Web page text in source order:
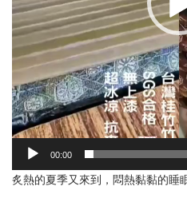
00:00
炙熱的夏季又來到，悶熱黏黏的睡